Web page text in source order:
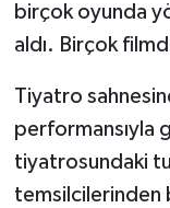
birçok oyunda
aldı. Birçok
Tiyatro
performansıyla
tiyatrosundaki
temsilcilerinden